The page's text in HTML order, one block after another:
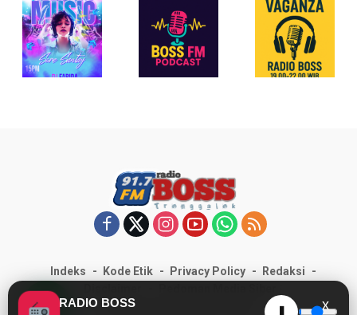
Indeks Kode Etik Privacy Policy
Redaksi
RADIOBOSSFM.COM © 2025
x
RADIO BOSS